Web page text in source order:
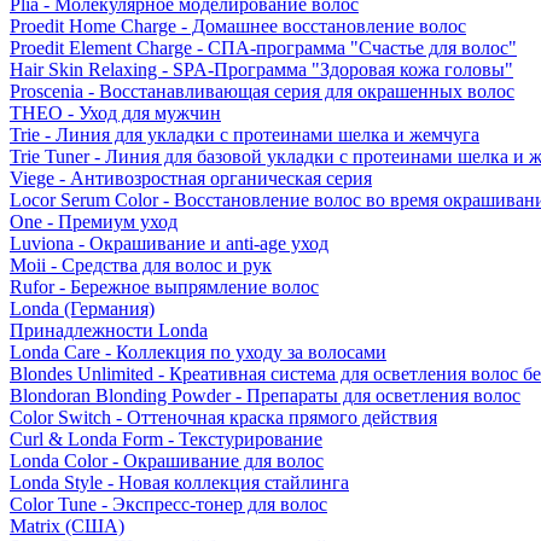
Plia - Молекулярное моделирование волос
Proedit Home Charge - Домашнее восстановление волос
Proedit Element Charge - СПА-программа "Счастье для волос"
Hair Skin Relaxing - SPA-Программа "Здоровая кожа головы"
Proscenia - Восстанавливающая серия для окрашенных волос
THEO - Уход для мужчин
Trie - Линия для укладки с протеинами шелка и жемчуга
Trie Tuner - Линия для базовой укладки с протеинами шелка и
Viege - Антивозростная органическая серия
Locor Serum Color - Восстановление волос во время
One - Премиум уход
Luviona - Окрашивание и anti-age уход
Moii - Средства для волос и рук
Rufor - Бережное выпрямление волос
Londa (Германия)
Принадлежности Londa
Londa Care - Коллекция по уходу за волосами
Blondes Unlimited - Креативная система для осветления волос
Blondoran Blonding Powder - Препараты для осветления волос
Color Switch - Оттеночная краска прямого действия
Curl & Londa Form - Текстурирование
Londa Color - Окрашивание для волос
Londa Style - Новая коллекция стайлинга
Color Tune - Экспресс-тонер для волос
Matrix (США)